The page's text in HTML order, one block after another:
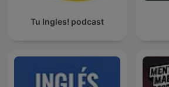
Tu Ingles! podcast